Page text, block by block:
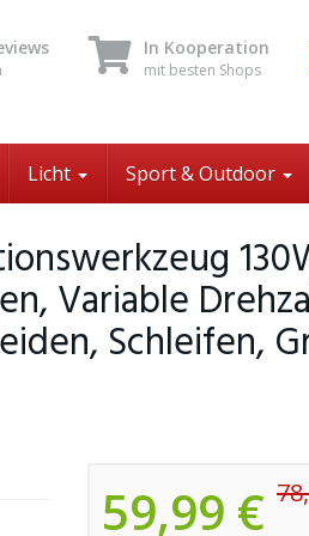
In Kooperation
mit besten Shops
Licht Sport & Outdoor
Variable
Schleifen,
59,99 €